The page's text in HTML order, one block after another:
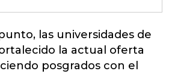
las universidades de
la actual oferta
posgrados con el